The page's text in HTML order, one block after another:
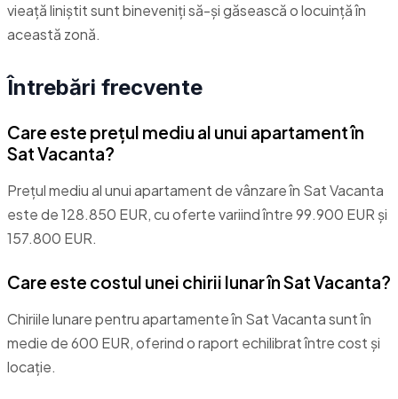
vieață liniștit sunt bineveniți să-și găsească o locuință în
această zonă.
Întrebări frecvente
Care este prețul mediu al unui apartament în
Sat Vacanta?
Prețul mediu al unui apartament de vânzare în Sat Vacanta
este de 128.850 EUR, cu oferte variind între 99.900 EUR și
157.800 EUR.
Care este costul unei chirii lunar în Sat Vacanta?
Chiriile lunare pentru apartamente în Sat Vacanta sunt în
medie de 600 EUR, oferind o raport echilibrat între cost și
locație.